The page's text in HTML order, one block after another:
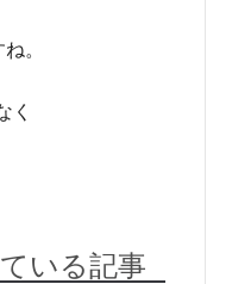
。
く
いる記事